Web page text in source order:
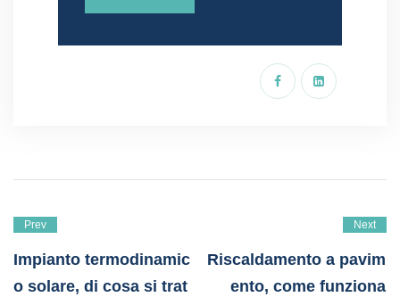
Prev
Impianto termodinamic
o solare, di cosa si trat
Next
Riscaldamento a pavim
ento, come funziona